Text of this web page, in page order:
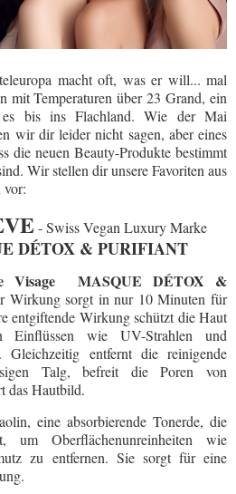
macht oft, was er will... mal
mit Temperaturen über 23 Grand, ein
es bis ins Flachland. Wie der Mai
wir dir leider nicht sagen, aber eines
die neuen Beauty-Produkte bestimmt
Wir stellen dir unsere Favoriten aus
vor:
- Swiss Vegan Luxury Marke
DÉTOX & PURIFIANT
Visage
MASQUE DÉTOX &
Wirkung sorgt in nur 10 Minuten für
entgiftende Wirkung schützt die Haut
Einflüssen wie UV-Strahlen und
Gleichzeitig entfernt die reinigende
Talg, befreit die Poren von
das Hautbild.
eine absorbierende Tonerde, die
um Oberflächenunreinheiten wie
zu entfernen. Sie sorgt für eine